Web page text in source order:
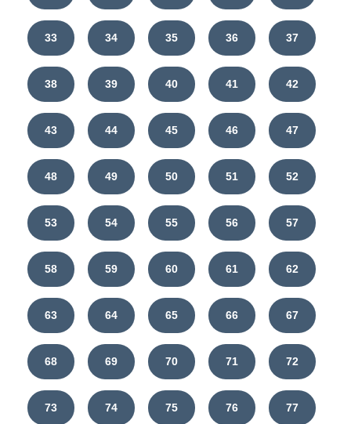
33 34 35 36 37
38 39 40 41 42
43 44 45 46 47
48 49 50 51 52
53 54 55 56 57
58 59 60 61 62
63 64 65 66 67
68 69 70 71 72
73 74 75 76 77